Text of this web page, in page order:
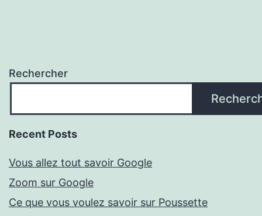
Rechercher
Recent Posts
Vous allez tout savoir Google
Zoom sur Google
Ce que vous voulez savoir sur Poussette